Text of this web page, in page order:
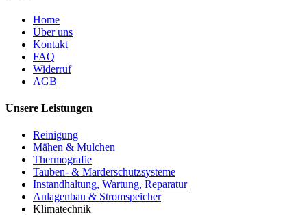
Home
Über uns
Kontakt
FAQ
Widerruf
AGB
Unsere Leistungen
Reinigung
Mähen & Mulchen
Thermografie
Tauben- & Marderschutzsysteme
Instandhaltung, Wartung, Reparatur
Anlagenbau & Stromspeicher
Klimatechnik